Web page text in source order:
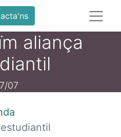
aliança
07